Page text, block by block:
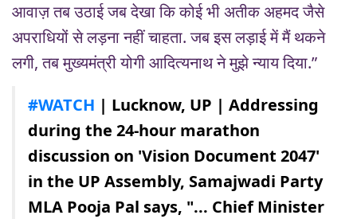
आवाज़ तब उठाई जब देखा कि कोई भी अतीक अहमद जैसे
अपराधियों से लड़ना नहीं चाहता. जब इस लड़ाई में मैं थकने
लगी, तब मुख्यमंत्री योगी आदित्यनाथ ने मुझे न्याय दिया.”
#WATCH | Lucknow, UP | Addressing
during the 24-hour marathon
discussion on 'Vision Document 2047'
in the UP Assembly, Samajwadi Party
MLA Pooja Pal says, "... Chief Minister